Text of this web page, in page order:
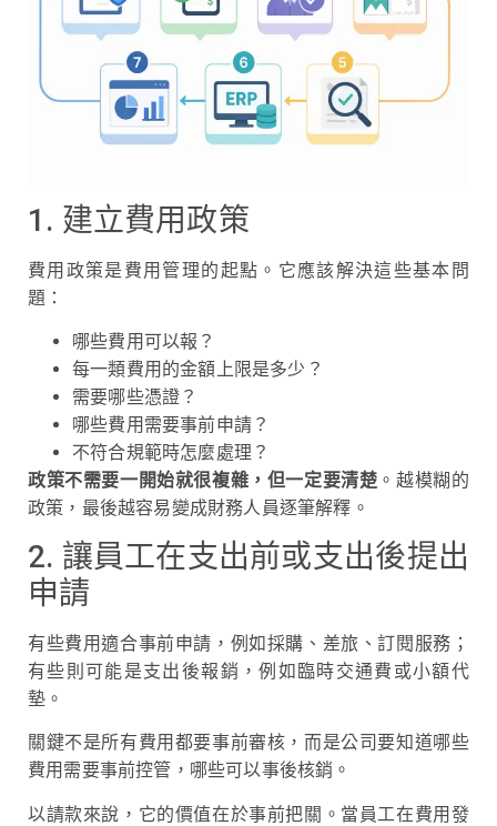
1. 建立費用政策
費用政策是費用管理的起點。它應該解決這些基本問
題：
哪些費用可以報？
每一類費用的金額上限是多少？
需要哪些憑證？
哪些費用需要事前申請？
不符合規範時怎麼處理？
政策不需要一開始就很複雜，但一定要清楚 。越模糊的
政策，最後越容易變成財務人員逐筆解釋。
2. 讓員工在支出前或支出後提出
申請
有些費用適合事前申請，例如採購、差旅、訂閱服務；
有些則可能是支出後報銷，例如臨時交通費或小額代
墊。
關鍵不是所有費用都要事前審核，而是公司要知道哪些
費用需要事前控管，哪些可以事後核銷。
以請款來說，它的價值在於事前把關。當員工在費用發